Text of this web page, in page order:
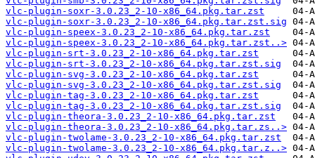
vlc-plugin-soxr-3.0.23_2-10-x86_64.pkg.tar.zst
vlc-plugin-soxr-3.0.23_2-10-x86_64.pkg.tar.zst.sig
vlc-plugin-speex-3.0.23_2-10-x86_64.pkg.tar.zst
vlc-plugin-speex-3.0.23_2-10-x86_64.pkg.tar.zst..>
vlc-plugin-srt-3.0.23_2-10-x86_64.pkg.tar.zst
vlc-plugin-srt-3.0.23_2-10-x86_64.pkg.tar.zst.sig
vlc-plugin-svg-3.0.23_2-10-x86_64.pkg.tar.zst
vlc-plugin-svg-3.0.23_2-10-x86_64.pkg.tar.zst.sig
vlc-plugin-tag-3.0.23_2-10-x86_64.pkg.tar.zst
vlc-plugin-tag-3.0.23_2-10-x86_64.pkg.tar.zst.sig
vlc-plugin-theora-3.0.23_2-10-x86_64.pkg.tar.zst
vlc-plugin-theora-3.0.23_2-10-x86_64.pkg.tar.zs..>
vlc-plugin-twolame-3.0.23_2-10-x86_64.pkg.tar.zst
vlc-plugin-twolame-3.0.23_2-10-x86_64.pkg.tar.z..>